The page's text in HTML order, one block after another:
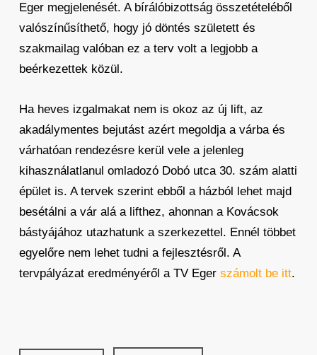
Eger megjelenését. A bírálóbizottság összetételéből
valószínűsíthető, hogy jó döntés született és
szakmailag valóban ez a terv volt a legjobb a
beérkezettek közül.
Ha heves izgalmakat nem is okoz az új lift, az
akadálymentes bejutást azért megoldja a várba és
várhatóan rendezésre kerül vele a jelenleg
kihasználatlanul omladozó Dobó utca 30. szám alatti
épület is. A tervek szerint ebből a házból lehet majd
besétálni a vár alá a lifthez, ahonnan a Kovácsok
bástyájához utazhatunk a szerkezettel. Ennél többet
egyelőre nem lehet tudni a fejlesztésről. A
tervpályázat eredményéről a TV Eger számolt be itt.